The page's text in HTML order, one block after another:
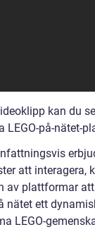
kan du
LEGO-på-nätet-
att interagera,
av plattformar
nätet ett
LEGO-